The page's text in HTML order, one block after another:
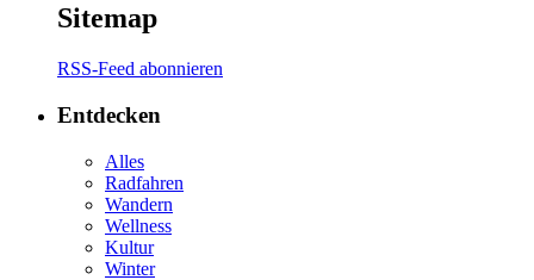
Sitemap
RSS-Feed abonnieren
Entdecken
Alles
Radfahren
Wandern
Wellness
Kultur
Winter